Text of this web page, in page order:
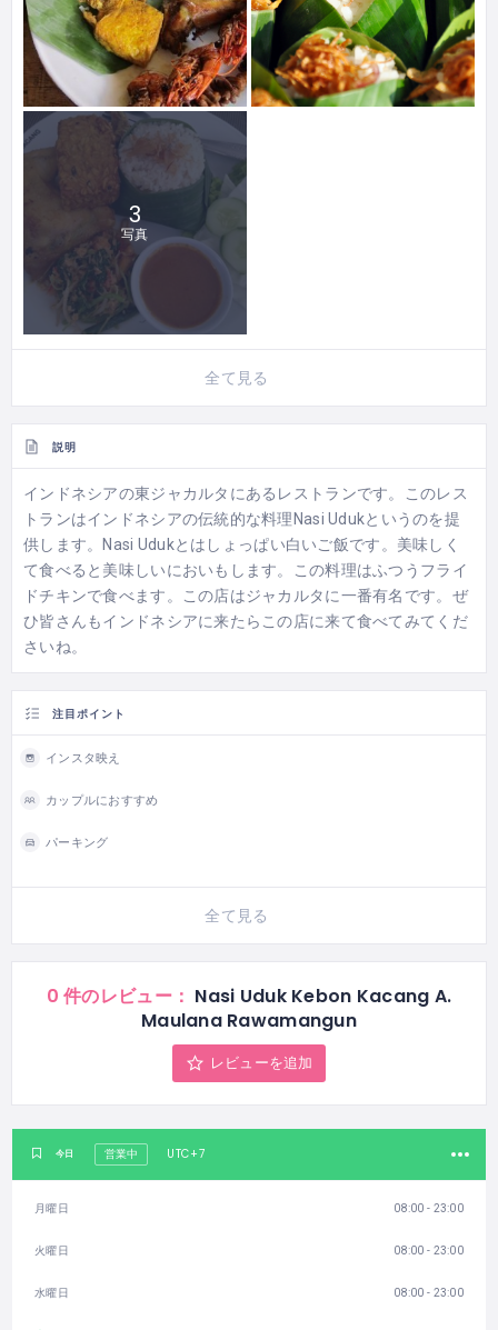
3
写真
全て見る
説明
インドネシアの東ジャカルタにあるレストランです。このレス
トランはインドネシアの伝統的な料理Nasi Udukというのを提
供します。Nasi Udukとはしょっぱい白いご飯です。美味しく
て食べると美味しいにおいもします。この料理はふつうフライ
ドチキンで食べます。この店はジャカルタに一番有名です。ぜ
ひ皆さんもインドネシアに来たらこの店に来て食べてみてくだ
さいね。
注目ポイント
インスタ映え
カップルにおすすめ
パーキング
全て見る
0 件のレビュー： Nasi Uduk Kebon Kacang A.
Maulana Rawamangun
レビューを追加
今日 営業中 UTC+7
月曜日 08:00 - 23:00
火曜日 08:00 - 23:00
水曜日 08:00 - 23:00